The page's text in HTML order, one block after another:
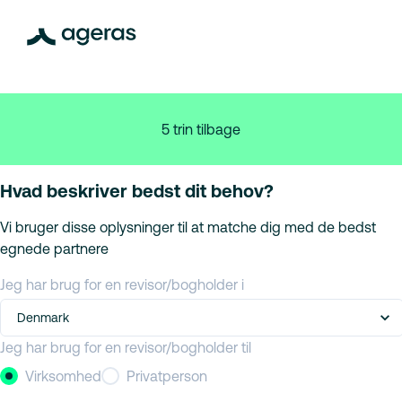
5 trin tilbage
Hvad beskriver bedst dit behov?
Vi bruger disse oplysninger til at matche dig med de bedst
egnede partnere
Jeg har brug for en revisor/bogholder i
Denmark
Jeg har brug for en revisor/bogholder til
Virksomhed
Privatperson